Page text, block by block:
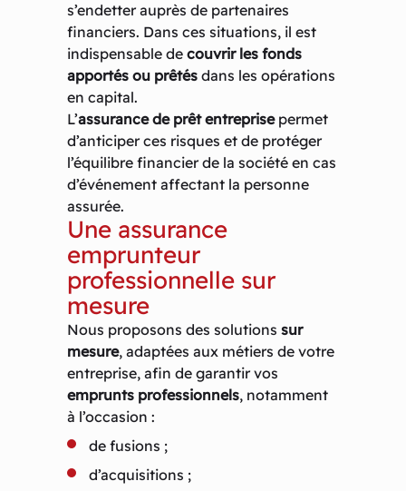
s’endetter auprès de partenaires
financiers. Dans ces situations, il est
indispensable de couvrir les fonds
apportés ou prêtés dans les opérations
en capital.
L’assurance de prêt entreprisepermet
d’anticiper ces risques et de protéger
l’équilibre financier de la société en cas
d’événement affectant la personne
assurée.
Une assurance
emprunteur
professionnelle sur
mesure
Nous proposons des solutions sur
mesure, adaptées aux métiers de votre
entreprise, afin de garantir vos
emprunts professionnels, notamment
à l’occasion :
de fusions ;
d’acquisitions ;